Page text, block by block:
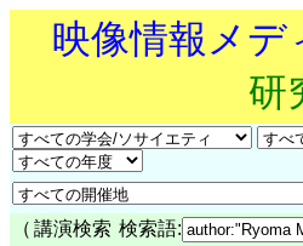
映像情報メデ
研
（ 講演検索 検索語: